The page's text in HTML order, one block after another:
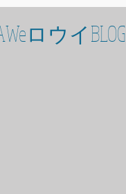
ロウイBLOG